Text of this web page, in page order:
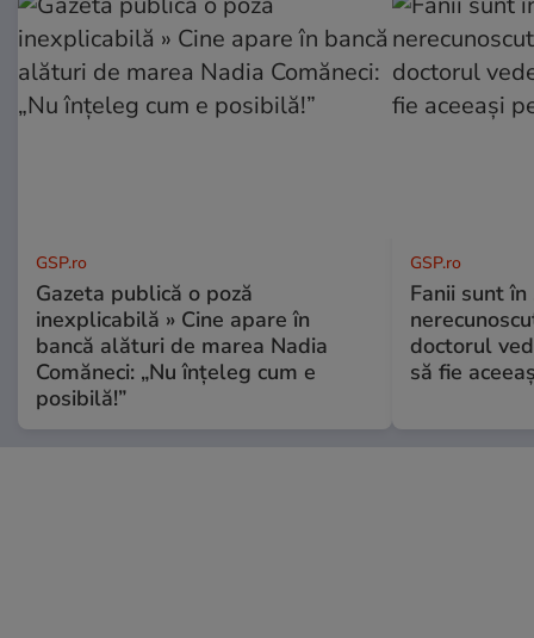
GSP.ro
Gazeta publică o poză
inexplicabilă » Cine apare în
bancă alături de marea Nadia
Comăneci: „Nu înțeleg cum e
posibilă!”
GSP.ro
Fanii sunt în
doctorul
să fie